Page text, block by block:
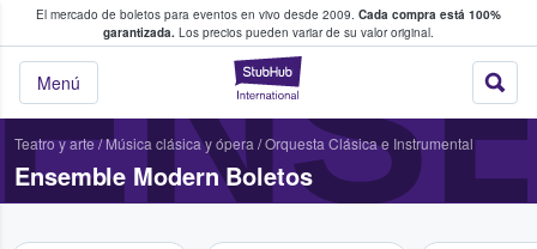
El mercado de boletos para eventos en vivo desde 2009. Cada compra está 100%
garantizada. Los precios pueden variar de su valor original.
StubHub: donde
Menú
fans compran y venden boletos
Teatro y arte/Música clásica y ópera /Orquesta Clásica e Instrumental
Ensemble Modern Boletos